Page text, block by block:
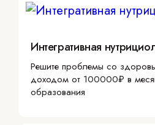
Интегративная
Решите проблемы со
доходом от 100000₽ в
образования